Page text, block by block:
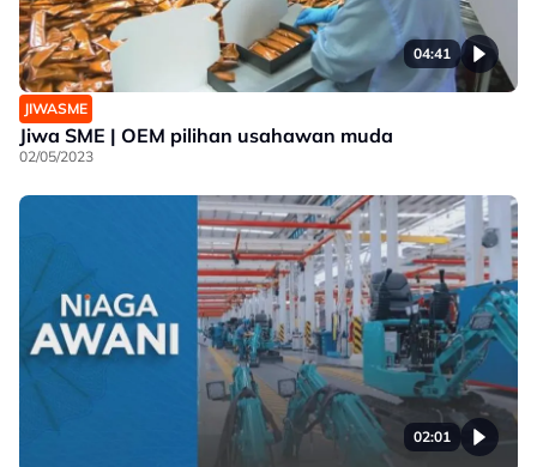
04:41
JIWASME
Jiwa SME | OEM pilihan usahawan muda
02/05/2023
02:01